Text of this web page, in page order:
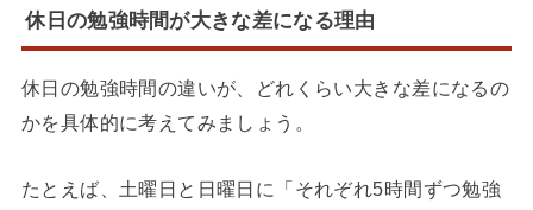
休日の勉強時間が大きな差になる理由
休日の勉強時間の違いが、どれくらい大きな差になるの
かを具体的に考えてみましょう。
たとえば、土曜日と日曜日に「それぞれ5時間ずつ勉強